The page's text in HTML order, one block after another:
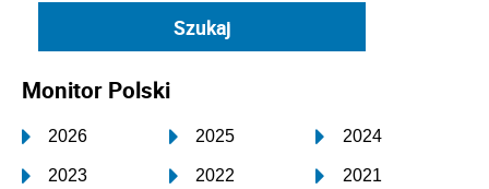
Monitor Polski
2026 2025 2024
2023 2022 2021